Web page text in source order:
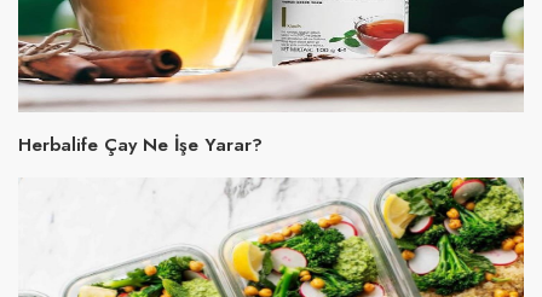
Herbalife Çay Ne İşe Yarar?